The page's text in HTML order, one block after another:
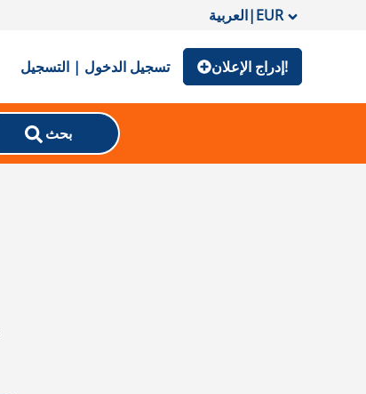
العربية|EUR
تسجيل الدخول | التسجيل إدراج الإعلان!
بحث